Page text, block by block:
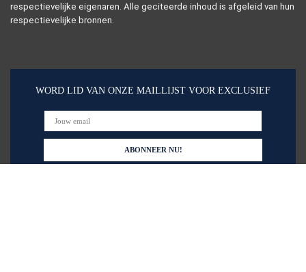
respectievelijke eigenaren. Alle geciteerde inhoud is afgeleid van hun
respectievelijke bronnen.
WORD LID VAN ONZE MAILLIJST VOOR EXCLUSIEF